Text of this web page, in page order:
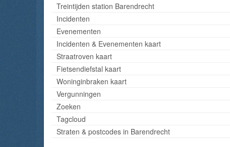
Treintijden station Barendrecht
Incidenten
Evenementen
Incidenten & Evenementen kaart
Straatroven kaart
Fietsendiefstal kaart
Woninginbraken kaart
Vergunningen
Zoeken
Tagcloud
Straten & postcodes in Barendrecht